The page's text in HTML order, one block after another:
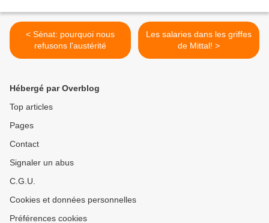
< Sénat: pourquoi nous
refusons l'austérité
Les salaries dans les griffes
de Mittal! >
Hébergé par Overblog
Top articles
Pages
Contact
Signaler un abus
C.G.U.
Cookies et données personnelles
Préférences cookies